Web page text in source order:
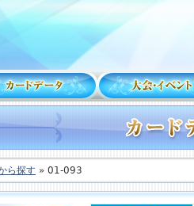
ら探す » 01-093